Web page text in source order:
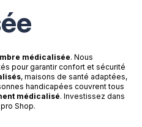
médicalisée. Nous
pour garantir confort et sécurité
, maisons de santé adaptées,
handicapées couvrent tous
médicalisé. Investissez dans
Shop.